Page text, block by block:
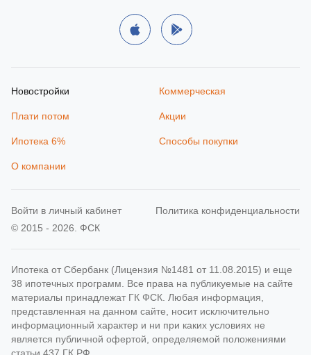
Новостройки Коммерческая
Плати потом Акции
Ипотека 6% Способы покупки
О компании
© 2015 - 2026. ФСК
Политика конфиденциальности
Ипотека от Сбербанк (Лицензия №1481 от 11.08.2015) и еще
38 ипотечных программ. Все права на публикуемые на сайте
материалы принадлежат ГК ФСК. Любая информация,
представленная на данном сайте, носит исключительно
информационный характер и ни при каких условиях не
является публичной офертой, определяемой положениями
Войти в личный кабинет